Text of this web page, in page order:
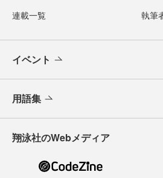
連載一覧 執筆
イベント
用語集
翔泳社のWebメディア